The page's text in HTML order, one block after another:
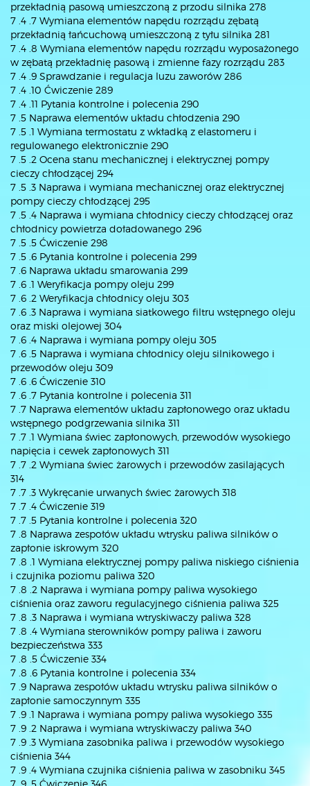
przekładnią pasową umieszczoną z przodu silnika 278
7 .4 .7 Wymiana elementów napędu rozrządu zębatą
przekładnią łańcuchową umieszczoną z tyłu silnika 281
7 .4 .8 Wymiana elementów napędu rozrządu wyposażonego
w zębatą przekładnię pasową i zmienne fazy rozrządu 283
7 .4 .9 Sprawdzanie i regulacja luzu zaworów 286
7 .4 .10 Ćwiczenie 289
7 .4 .11 Pytania kontrolne i polecenia 290
7 .5 Naprawa elementów układu chłodzenia 290
7 .5 .1 Wymiana termostatu z wkładką z elastomeru i
regulowanego elektronicznie 290
7 .5 .2 Ocena stanu mechanicznej i elektrycznej pompy
cieczy chłodzącej 294
7 .5 .3 Naprawa i wymiana mechanicznej oraz elektrycznej
pompy cieczy chłodzącej 295
7 .5 .4 Naprawa i wymiana chłodnicy cieczy chłodzącej oraz
chłodnicy powietrza doładowanego 296
7 .5 .5 Ćwiczenie 298
7 .5 .6 Pytania kontrolne i polecenia 299
7 .6 Naprawa układu smarowania 299
7 .6 .1 Weryfikacja pompy oleju 299
7 .6 .2 Weryfikacja chłodnicy oleju 303
7 .6 .3 Naprawa i wymiana siatkowego filtru wstępnego oleju
oraz miski olejowej 304
7 .6 .4 Naprawa i wymiana pompy oleju 305
7 .6 .5 Naprawa i wymiana chłodnicy oleju silnikowego i
przewodów oleju 309
7 .6 .6 Ćwiczenie 310
7 .6 .7 Pytania kontrolne i polecenia 311
7 .7 Naprawa elementów układu zapłonowego oraz układu
wstępnego podgrzewania silnika 311
7 .7 .1 Wymiana świec zapłonowych, przewodów wysokiego
napięcia i cewek zapłonowych 311
7 .7 .2 Wymiana świec żarowych i przewodów zasilających
314
7 .7 .3 Wykręcanie urwanych świec żarowych 318
7 .7 .4 Ćwiczenie 319
7 .7 .5 Pytania kontrolne i polecenia 320
7 .8 Naprawa zespołów układu wtrysku paliwa silników o
zapłonie iskrowym 320
7 .8 .1 Wymiana elektrycznej pompy paliwa niskiego ciśnienia
i czujnika poziomu paliwa 320
7 .8 .2 Naprawa i wymiana pompy paliwa wysokiego
ciśnienia oraz zaworu regulacyjnego ciśnienia paliwa 325
7 .8 .3 Naprawa i wymiana wtryskiwaczy paliwa 328
7 .8 .4 Wymiana sterowników pompy paliwa i zaworu
bezpieczeństwa 333
7 .8 .5 Ćwiczenie 334
7 .8 .6 Pytania kontrolne i polecenia 334
7 .9 Naprawa zespołów układu wtrysku paliwa silników o
zapłonie samoczynnym 335
7 .9 .1 Naprawa i wymiana pompy paliwa wysokiego 335
7 .9 .2 Naprawa i wymiana wtryskiwaczy paliwa 340
7 .9 .3 Wymiana zasobnika paliwa i przewodów wysokiego
ciśnienia 344
7 .9 .4 Wymiana czujnika ciśnienia paliwa w zasobniku 345
7 .9 .5 Ćwiczenie 346